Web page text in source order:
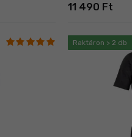
11 490 Ft
Raktáron > 2 db